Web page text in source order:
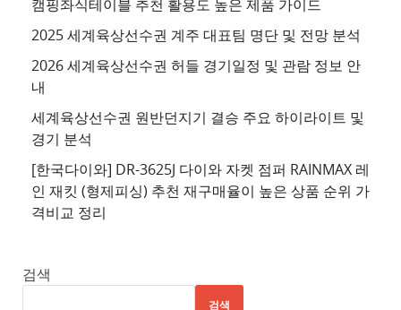
트
추
사
이
트
사
이
캠핑좌식테이블 추천 활용도 높은 제품 가이드
2025 세계육상선수권 계주 대표팀 명단 및 전망 분석
2026 세계육상선수권 허들 경기일정 및 관람 정보 안
내
세계육상선수권 원반던지기 결승 주요 하이라이트 및
경기 분석
[한국다이와] DR-3625J 다이와 자켓 점퍼 RAINMAX 레
인 재킷 (형제피싱) 추천 재구매율이 높은 상품 순위 가
격비교 정리
검색
검색